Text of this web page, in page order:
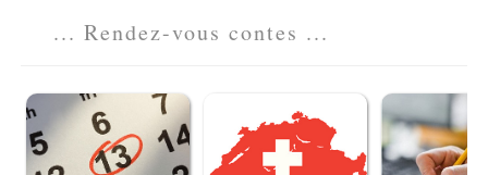
... Rendez-vous contes ...